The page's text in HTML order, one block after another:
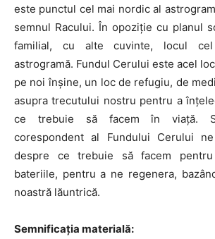
este punctul cel mai nordic al
semnul Racului. În opoziţie cu planul
familial, cu alte cuvinte, locul
astrogramă. Fundul Cerului este acel
pe noi înşine, un loc de refugiu, de
asupra trecutului nostru pentru a
ce trebuie să facem în viaţă.
corespondent al Fundului Cerului
despre ce trebuie să facem
bateriile, pentru a ne regenera,
noastră lăuntrică.
Semnificaţia materială: